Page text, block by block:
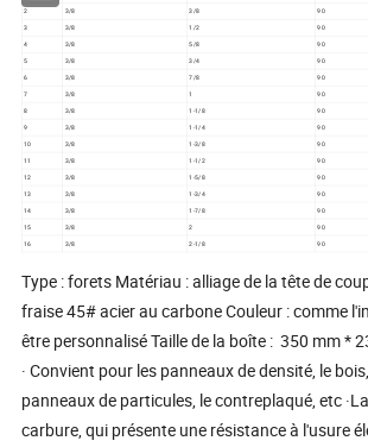
2 3/8 3/8
90
3
3/8 1/2 90
4 3/8 5/8 90
5 3/8 3/4
90
6
3/8 7/8
90
7
3/8 1 90
8 3/8 1-1/8 90
9 3/8 1-1/4
90
10
3/8 1-3/8 90
11 3/8 1-1/2 90
12 3/8 1-5/8
90
13
3/8 1-3/4
90
14
3/8 1-7/8
90
15
3/8 2
90
16
3/8 2-1/8 90
Type : forets Matériau : alliage de la tête de
fraise 45# acier au carbone Couleur : comme
être personnalisé Taille de la boîte : 350 mm *
· Convient pour les panneaux de densité, le
panneaux de particules, le contreplaqué, etc
carbure, qui présente une résistance à l'usure